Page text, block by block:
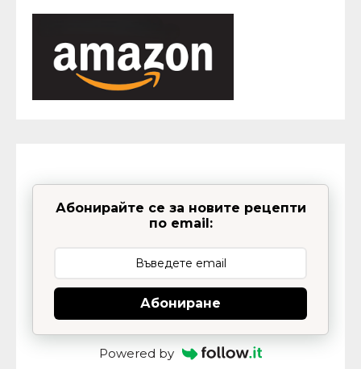
Абонирайте се за новите рецепти
по email:
Абониране
Powered by